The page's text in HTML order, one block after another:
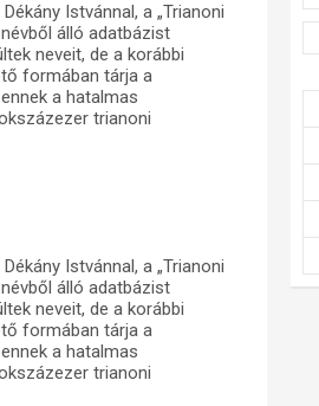
Istvánnal, a „Trianoni
álló adatbázist
neveit, de a korábbi
formában tárja a
a hatalmas
trianoni
Istvánnal, a „Trianoni
álló adatbázist
neveit, de a korábbi
formában tárja a
a hatalmas
trianoni